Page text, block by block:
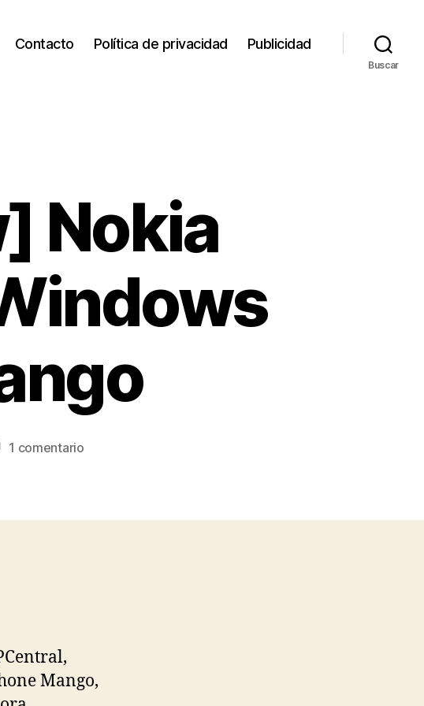
Contacto Política de privacidad Publicidad
Buscar
Nokia
1 comentarioen
Lumia
Mango,